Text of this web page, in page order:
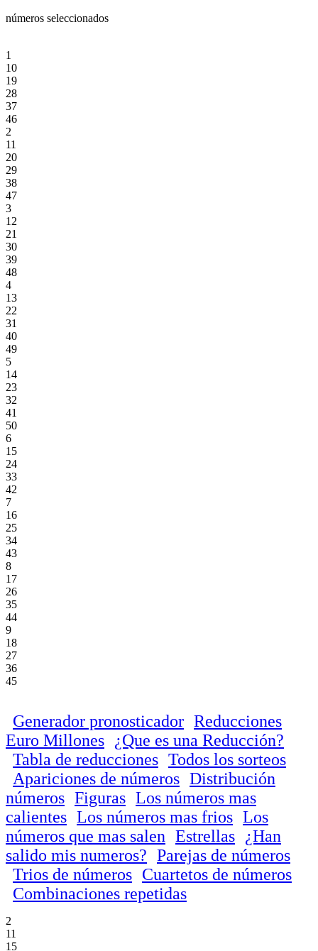
números seleccionados
1
10
19
28
37
46
2
11
20
29
38
47
3
12
21
30
39
48
4
13
22
31
40
49
5
14
23
32
41
50
6
15
24
33
42
7
16
25
34
43
8
17
26
35
44
9
18
27
36
45
Generador pronosticador Reducciones
Euro Millones
¿Que es una Reducción?
Tabla de reducciones Todos los sorteos
Apariciones de números Distribución
números Figuras Los números mas
calientes Los números mas frios Los
números que mas salen Estrellas
¿Han
salido mis numeros? Parejas de números
Trios de números Cuartetos de números
Combinaciones repetidas
2
11
15